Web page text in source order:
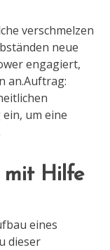
verschmelzen
neue
engagiert,
an.Auftrag:
um eine
mit Hilfe
eines
dieser